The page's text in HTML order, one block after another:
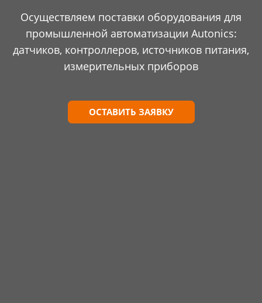
Осуществляем поставки оборудования для
промышленной автоматизации Autonics:
датчиков, контроллеров, источников питания,
измерительных приборов
ОСТАВИТЬ ЗАЯВКУ